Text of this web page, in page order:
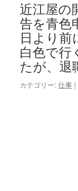
近江屋の
告を青色
日より
白色で行
たが、退
カテゴリー: 仕事 |